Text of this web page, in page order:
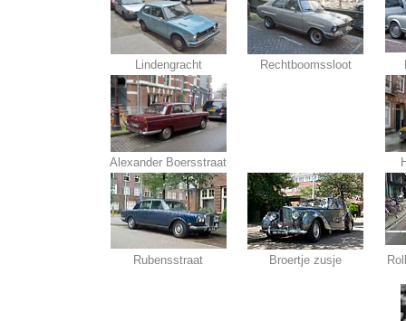
Lindengracht Rechtboomssloot
Alexander Boersstraat
Rubensstraat Broertje zusje